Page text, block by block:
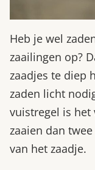
Heb je wel
zaailingen op?
zaadjes te diep
zaden licht
vuistregel is
zaaien dan
van het zaadje.